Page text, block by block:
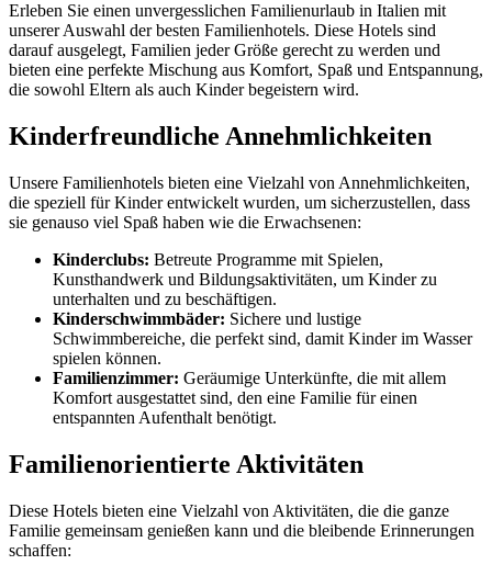
Erleben Sie einen unvergesslichen Familienurlaub in Italien mit
unserer Auswahl der besten Familienhotels. Diese Hotels sind
darauf ausgelegt, Familien jeder Größe gerecht zu werden und
bieten eine perfekte Mischung aus Komfort, Spaß und Entspannung,
die sowohl Eltern als auch Kinder begeistern wird.
Kinderfreundliche Annehmlichkeiten
Unsere Familienhotels bieten eine Vielzahl von Annehmlichkeiten,
die speziell für Kinder entwickelt wurden, um sicherzustellen, dass
sie genauso viel Spaß haben wie die Erwachsenen:
Kinderclubs: Betreute Programme mit Spielen,
Kunsthandwerk und Bildungsaktivitäten, um Kinder zu
unterhalten und zu beschäftigen.
Kinderschwimmbäder: Sichere und lustige
Schwimmbereiche, die perfekt sind, damit Kinder im Wasser
spielen können.
Familienzimmer: Geräumige Unterkünfte, die mit allem
Komfort ausgestattet sind, den eine Familie für einen
entspannten Aufenthalt benötigt.
Familienorientierte Aktivitäten
Diese Hotels bieten eine Vielzahl von Aktivitäten, die die ganze
Familie gemeinsam genießen kann und die bleibende Erinnerungen
schaffen: